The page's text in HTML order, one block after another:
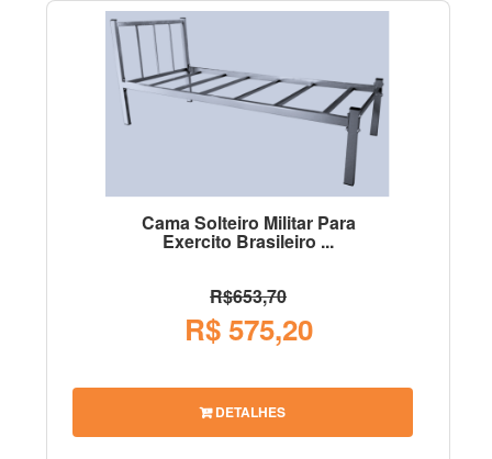
Cama Solteiro Militar Para
Exercito Brasileiro ...
R$653,70
R$ 575,20
DETALHES